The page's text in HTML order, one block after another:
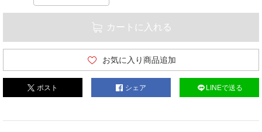
カートに入れる
お気に入り商品追加
ポスト シェア LINEで送る